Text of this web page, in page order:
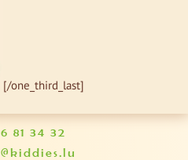
[/one_third_last]
81 34 32